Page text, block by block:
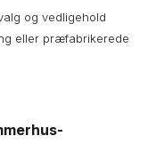
og vedligehold
eller præfabrikerede